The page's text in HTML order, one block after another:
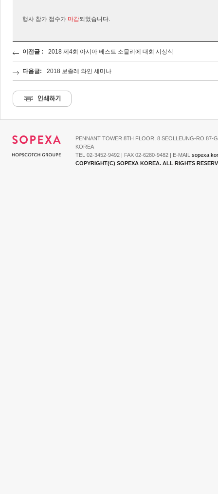
행사 참가 접수가 마감되었습니다.
이전글 : 2018 제4회 아시아 베스트 소믈리에 대회 시상식
다음글: 2018 보졸레 와인 세미나
PENNANT TOWER 8TH FLOOR, 8 SEOLLEUNG-RO 87-
KOREA
TEL 02-3452-9492 | FAX 02-6280-9482 | E-MAIL
COPYRIGHT(C) SOPEXA KOREA. ALL RIGHTS